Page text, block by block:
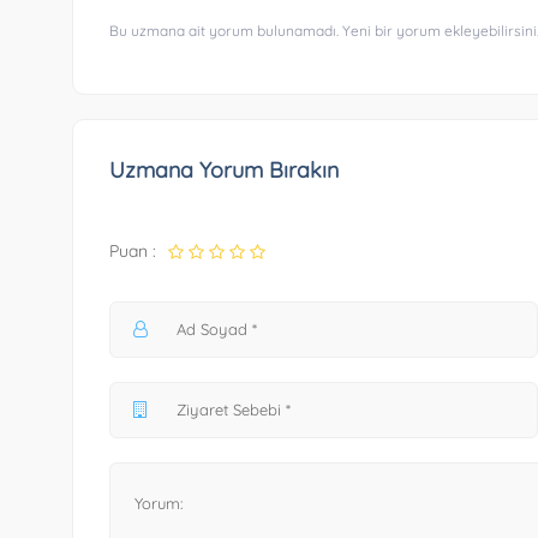
Bu uzmana ait yorum bulunamadı. Yeni bir yorum
Uzmana Yorum Bırakın
Puan :